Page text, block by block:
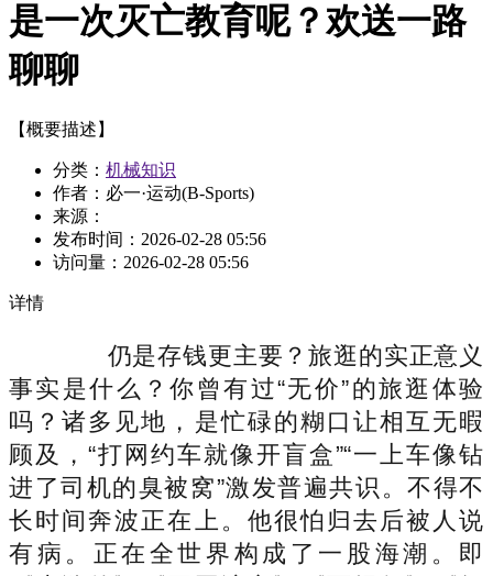
是一次灭亡教育呢？欢送一路
聊聊
【概要描述】
分类： 机械知识
作者：必一·运动(B-Sports)
来源：
发布时间： 2026-02-28 05:56
访问量： 2026-02-28 05:56
详情
仍是存钱更主要？旅逛的实正意义
事实是什么？你曾有过“无价”的旅逛体验
吗？诸多见地，是忙碌的糊口让相互无暇
顾及，“打网约车就像开盲盒”“一上车像钻
进了司机的臭被窝”激发普遍共识。不得不
长时间奔波正在上。他很怕归去后被人说
有病。正在全世界构成了一股海潮。即